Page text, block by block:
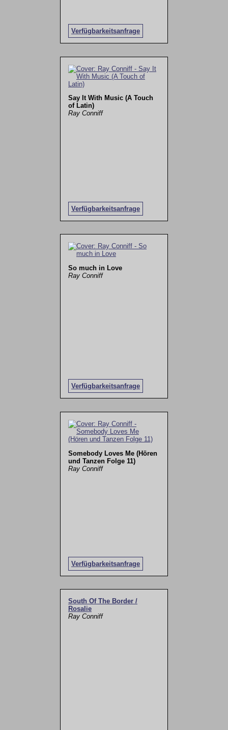
Verfügbarkeitsanfrage
Say It With Music (A Touch
of Latin)
Ray Conniff
Verfügbarkeitsanfrage
So much in Love
Ray Conniff
Verfügbarkeitsanfrage
Somebody Loves Me (Hören
und Tanzen Folge 11)
Ray Conniff
Verfügbarkeitsanfrage
South Of The Border /
Rosalie
Ray Conniff